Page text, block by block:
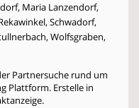
Maria Lanzendorf,
Schwadorf,
Wolfsgraben,
Partnersuche rund um
Plattform. Erstelle in